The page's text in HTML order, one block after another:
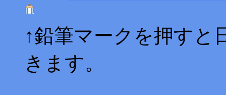
↑鉛筆マークを押すと
きます。